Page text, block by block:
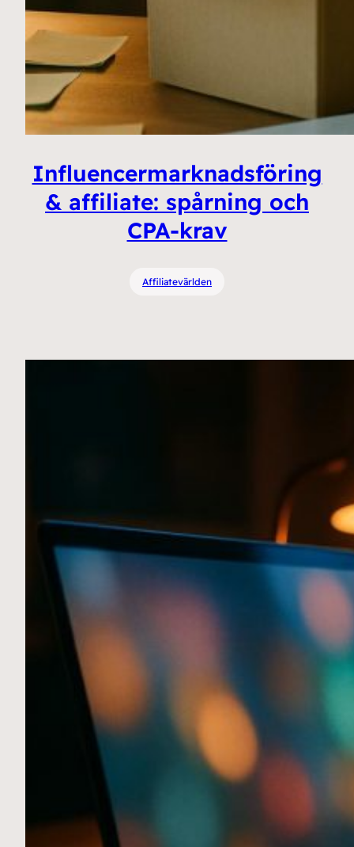
Influencermarknadsföring
& affiliate: spårning och
CPA-krav
Affiliatevärlden